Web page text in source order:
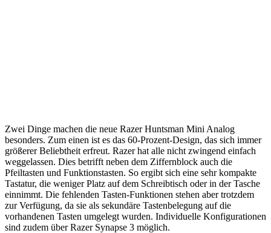
Zwei Dinge machen die neue Razer Huntsman Mini Analog
besonders. Zum einen ist es das 60-Prozent-Design, das sich immer
größerer Beliebtheit erfreut. Razer hat alle nicht zwingend einfach
weggelassen. Dies betrifft neben dem Ziffernblock auch die
Pfeiltasten und Funktionstasten. So ergibt sich eine sehr kompakte
Tastatur, die weniger Platz auf dem Schreibtisch oder in der Tasche
einnimmt. Die fehlenden Tasten-Funktionen stehen aber trotzdem
zur Verfügung, da sie als sekundäre Tastenbelegung auf die
vorhandenen Tasten umgelegt wurden. Individuelle Konfigurationen
sind zudem über Razer Synapse 3 möglich.